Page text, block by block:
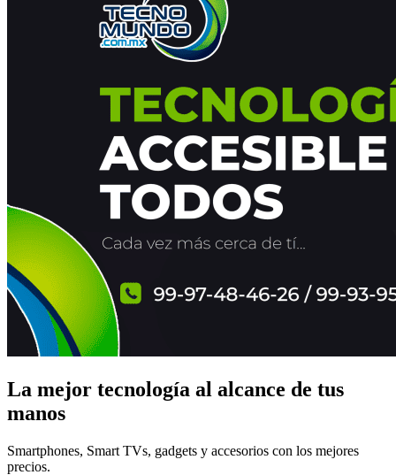
La mejor tecnología al alcance de tus
manos
Smartphones, Smart TVs, gadgets y accesorios con los mejores
precios.